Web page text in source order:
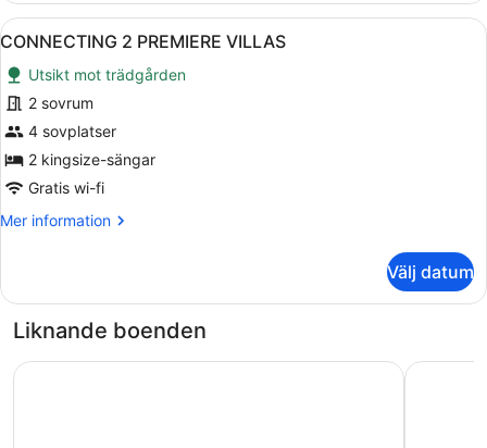
3
Öppna
alla
foton
för
CONNECTING
2
PREMIERE
Ett område vid poolen med en
10
CONNECTING 2 PREMIERE VILLAS
Utsikt mot trädgården
2 sovrum
4 sovplatser
2 kingsize-sängar
Gratis wi-fi
Mer information
Mer
2
VILLAS
Välj datum
Liknande boenden
COMO Uma Canggu Holiday